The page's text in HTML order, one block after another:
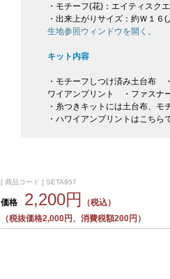
・モチーフ(花)：エイティスク
・出来上がりサイズ：約Ｗ１６
生地参照ウィンドウを開く。
キット内容
・モチーフしつけ済み土台布
ワイアンプリント ・ファス
・糸つきキットには土台布、
・ハワイアンプリントはこちら
[ 商品コード ] SETA957
価格 2,200円
（税込）
（税抜価格2,000円、消費税額200円）